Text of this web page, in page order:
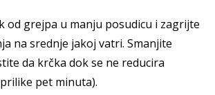
od grejpa u manju posudicu i zagrijte
na srednje jakoj vatri. Smanjite
da krčka dok se ne reducira
pet minuta).